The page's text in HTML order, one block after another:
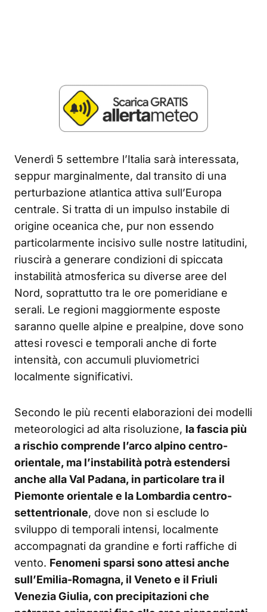
Venerdì 5 settembre l’Italia sarà interessata,
seppur marginalmente, dal transito di una
perturbazione atlantica attiva sull’Europa
centrale. Si tratta di un impulso instabile di
origine oceanica che, pur non essendo
particolarmente incisivo sulle nostre latitudini,
riuscirà a generare condizioni di spiccata
instabilità atmosferica su diverse aree del
Nord, soprattutto tra le ore pomeridiane e
serali. Le regioni maggiormente esposte
saranno quelle alpine e prealpine, dove sono
attesi rovesci e temporali anche di forte
intensità, con accumuli pluviometrici
localmente significativi.
Secondo le più recenti elaborazioni dei modelli
meteorologici ad alta risoluzione, la fascia più
a rischio comprende l’arco alpino centro-
orientale, ma l’instabilità potrà estendersi
anche alla Val Padana, in particolare tra il
Piemonte orientale e la Lombardia centro-
settentrionale, dove non si esclude lo
sviluppo di temporali intensi, localmente
accompagnati da grandine e forti raffiche di
vento. Fenomeni sparsi sono attesi anche
sull’Emilia-Romagna, il Veneto e il Friuli
Venezia Giulia, con precipitazioni che